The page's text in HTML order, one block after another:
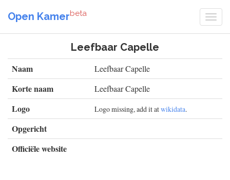
Open Kamerbeta
Leefbaar Capelle
Naam Leefbaar Capelle
Korte naam Leefbaar Capelle
Logo Logo missing, add it atwikidata.
Opgericht
Officiële website